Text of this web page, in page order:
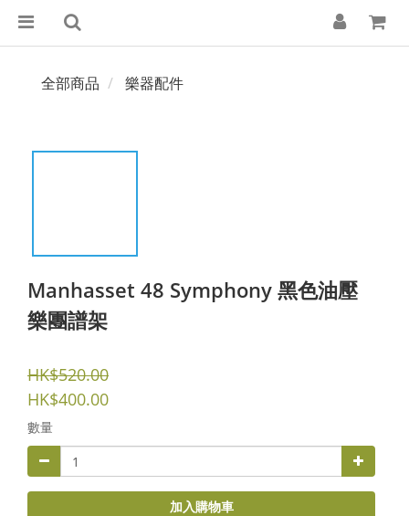
全部商品 樂器配件
Manhasset 48 Symphony 黑色油壓
樂團譜架
HK$520.00
HK$400.00
數量
加入購物車